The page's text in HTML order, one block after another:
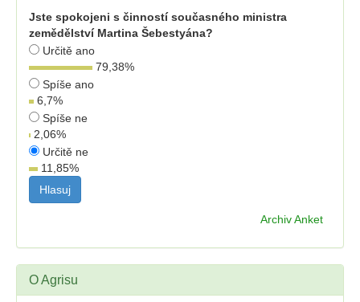
Jste spokojeni s činností současného ministra
zemědělství Martina Šebestyána?
Určitě ano
79,38%
Spíše ano
6,7%
Spíše ne
2,06%
Určitě ne
11,85%
Archiv Anket
O Agrisu